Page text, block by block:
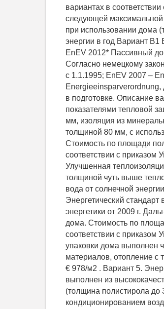
вариантах в
следующей максимальной
при использовании дома
энергии в год Вариант
EnEV 2012* Пассивный
Согласно немецкому
с 1.1.1995; EnEV 2007 –
Energieeinsparverordnung,
в подготовке. Описание
показателями тепловой
мм, изоляция из
толщиной 80 мм, с
Стоимость по площади
соответствии с приказом
Улучшенная
толщиной чуть выше
вода от солнечной
Энергетический
энергетики от 2009 г.
дома. Стоимость по
соответствии с приказом
упаковки дома выполнен
материалов, отопление
€ 978/м2 . Вариант 5.
выполнен из
(толщина полистирола до
кондиционированием